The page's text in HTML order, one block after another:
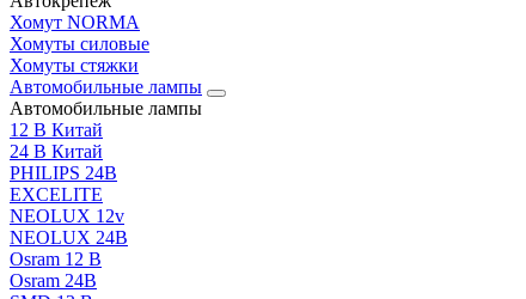
Хомут NORMA
Хомуты силовые
Хомуты стяжки
Автомобильные лампы
Автомобильные лампы
12 В Китай
24 В Китай
PHILIPS 24В
EXCELITE
NEOLUX 12v
NEOLUX 24В
Osram 12 В
Osram 24В